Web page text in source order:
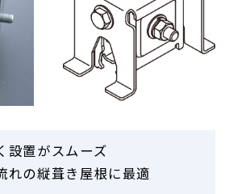
設置がスムーズ
れの縦葺き屋根に最適